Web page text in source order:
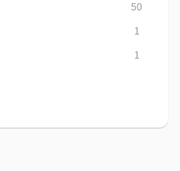
50
1
1